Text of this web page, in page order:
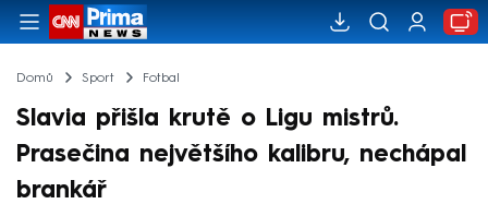
Domů Sport Fotbal
Slavia přišla krutě o Ligu mistrů.
Prasečina největšího kalibru, nechápal
brankář